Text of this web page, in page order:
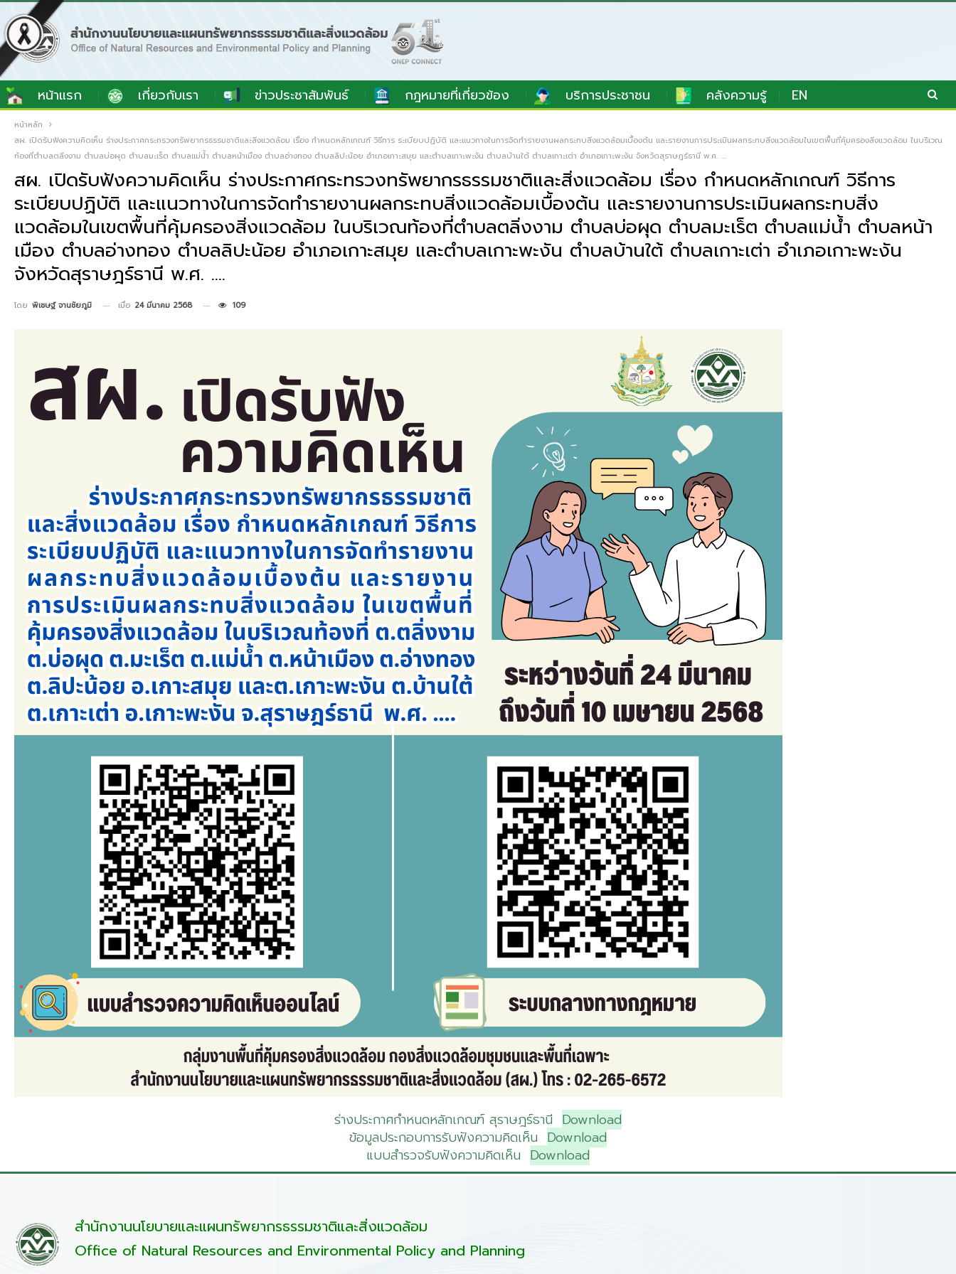
หน้าแรก เกี่ยวกับเรา ข่าวประชาสัมพันธ์ กฎหมายที่เกี่ยวข้อง บริการประชาชน คลังความรู้ EN
หน้าหลัก
สผ. เปิดรับฟังความคิดเห็น ร่างประกาศกระทรวงทรัพยากรธรรมชาติและสิ่งแวดล้อม เรื่อง กำหนดหลักเกณฑ์ วิธีการ ระเบียบปฏิบัติ และแนวทางในการจัดทำรายงานผลกระทบสิ่งแวดล้อมเบื้องต้น และรายงานการประเมินผลกระทบสิ่งแวดล้อมในเขตพื้นที่คุ้มครองสิ่งแวดล้อม ในบริเวณ
ท้องที่ตำบลตลิ่งงาม ตำบลบ่อผุด ตำบลมะเร็ต ตำบลแม่น้ำ ตำบลหน้าเมือง ตำบลอ่างทอง ตำบลลิปะน้อย อำเภอเกาะสมุย และตำบลเกาะพะงัน ตำบลบ้านใต้ ตำบลเกาะเต่า อำเภอเกาะพะงัน จังหวัดสุราษฎร์ธานี พ.ศ. ….
สผ. เปิดรับฟังความคิดเห็น ร่างประกาศกระทรวงทรัพยากรธรรมชาติและสิ่งแวดล้อม เรื่อง กำหนดหลักเกณฑ์ วิธีการ
ระเบียบปฏิบัติ และแนวทางในการจัดทำรายงานผลกระทบสิ่งแวดล้อมเบื้องต้น และรายงานการประเมินผลกระทบสิ่ง
แวดล้อมในเขตพื้นที่คุ้มครองสิ่งแวดล้อม ในบริเวณท้องที่ตำบลตลิ่งงาม ตำบลบ่อผุด ตำบลมะเร็ต ตำบลแม่น้ำ ตำบลหน้า
เมือง ตำบลอ่างทอง ตำบลลิปะน้อย อำเภอเกาะสมุย และตำบลเกาะพะงัน ตำบลบ้านใต้ ตำบลเกาะเต่า อำเภอเกาะพะงัน
จังหวัดสุราษฎร์ธานี พ.ศ. ….
โดย พิเชษฐ์ จานชัยภูมิ เมื่อ 24 มีนาคม 2568 109
ร่างประกาศกำหนดหลักเกณฑ์ สุราษฎร์ธานี Download
ข้อมูลประกอบการรับฟังความคิดเห็น Download
แบบสำรวจรับฟังความคิดเห็น Download
สำนักงานนโยบายและแผนทรัพยากรธรรมชาติและสิ่งแวดล้อม
Office of Natural Resources and Environmental Policy and Planning